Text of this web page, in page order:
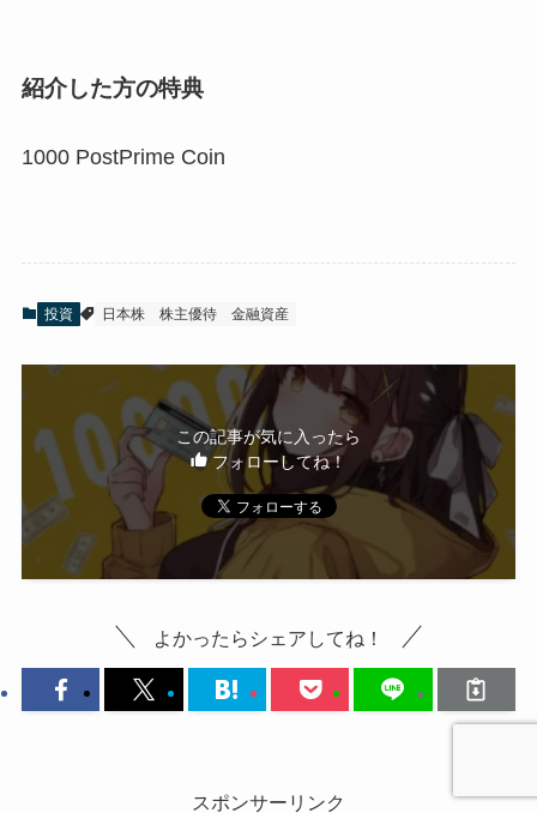
紹介した方の特典
1000 PostPrime Coin
投資 日本株 株主優待 金融資産
この記事が気に入ったら
フォローしてね！
よかったらシェアしてね！
スポンサーリンク